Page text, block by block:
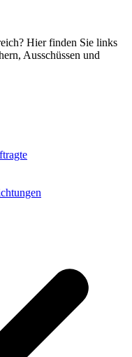
Hier finden Sie links
Ausschüssen und